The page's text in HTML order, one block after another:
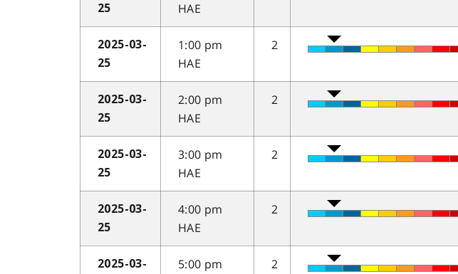
25
HAE
2025-03-
25
1:00 pm
HAE
2
2025-03-
25
2:00 pm
HAE
2
2025-03-
25
3:00 pm
HAE
2
2025-03-
25
4:00 pm
HAE
2
2025-03-
5:00 pm
2